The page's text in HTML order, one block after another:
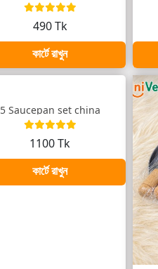
490 Tk
কার্টে রাখুন
5 Saucepan set china
1100 Tk
কার্টে রাখুন